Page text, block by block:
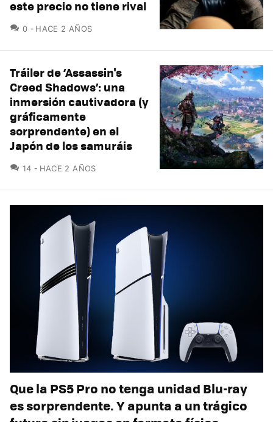
este precio no tiene rival
0 COMENTARIOS
HACE 2 AÑOS
Tráiler de ‘Assassin's
Creed Shadows’: una
inmersión cautivadora (y
gráficamente
sorprendente) en el
Japón de los samuráis
14 COMENTARIOS
HACE 2 AÑOS
Que la PS5 Pro no tenga unidad Blu-ray
es sorprendente. Y apunta a un trágico